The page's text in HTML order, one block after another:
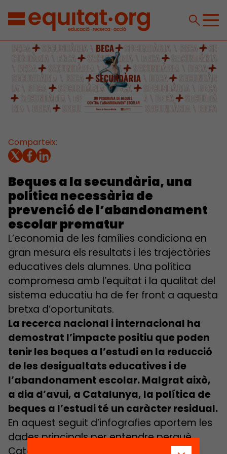
Comparteix:
Beques a la secundària, una
política necessària de
prevenció de l’abandonament
escolar prematur
L’economia de les famílies condiciona en
gran mesura els resultats i les trajectòries
educatives dels alumnes. Una política
com­promesa amb l’equitat i la qualitat del
sistema educatiu ha de fer front a aquesta
bretxa d’oportunitats.
La recerca nacional i internacional ha
demostrat l’impacte positiu que poden
tenir les beques a l’estudi en la reducció
de les desigualtats educatives i de
l’abandonament escolar. Malgrat això,
a dia d’avui, a Catalunya, la política de
beques a l’estudi té un caràcter residual.
En aquest seguit d’infografies aportem les
dades principals per entendre perquè